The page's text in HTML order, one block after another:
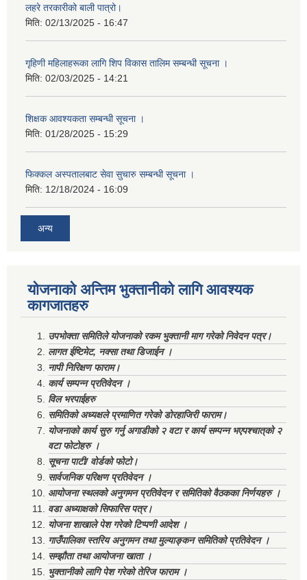
लहरे तरकारीको बाली पात्रो।
मिति: 02/13/2025 - 16:47
गृहिणी महिलाहरूका लागि शिप विकास तालिम सम्बन्धी सूचना ‌।
मिति: 02/03/2025 - 14:21
शिक्षक आवश्यकता सम्बन्धी सूचना ।
मिति: 01/28/2025 - 15:29
फिक्कल अस्पतालबाट सेवा सुचारु सम्बन्धी सूचना ।
मिति: 12/18/2024 - 16:09
अन्य
योजनाको अन्तिम भुक्तानीको लागि आवश्यक
कागजातहरु
उपभोक्ता समितिले योजनाको रकम भुक्तानी माग गरेको निवेदन पत्र।
लागत ईष्टिमेट, नक्सा तथा डिजाईन ।
नापी निरिक्षण फाराम।
कार्य सम्पन्न प्रतिवेदन ।
विल भरपाईहरु
समितिको अध्यक्षले प्रमाणित गरेको डोरहाजिरी फाराम।
योजनाको कार्य सुरु गर्नु अगाडीको २ वटा र कार्य सम्पन्न भएपश्चात्‌को २
वटा फोटोहरु ।
सूचना पाटी/ वोर्डको फोटो।
सार्वजनिक परिक्षण प्रतिवेदन ।
आयोजना स्थलको अनुगमन प्रतिवेदन र समितिको वैठकका निर्णयहरु ।
वडा अध्याक्षको सिफारिस पत्र।
योजना शाखाले पेश गरेको टिप्पणी आदेश ।
गाउँपालिका स्तरिय अनुगमन तथा मुल्याङ्कन समितिको प्रतिवेदन ।
सम्झौता तथा आयोजना खाता ।
भुक्तानीको लागि पेश गरेको तेरिज फाराम ।